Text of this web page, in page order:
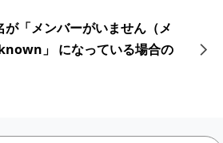
「メンバーがいません（メ
」 になっている場合の